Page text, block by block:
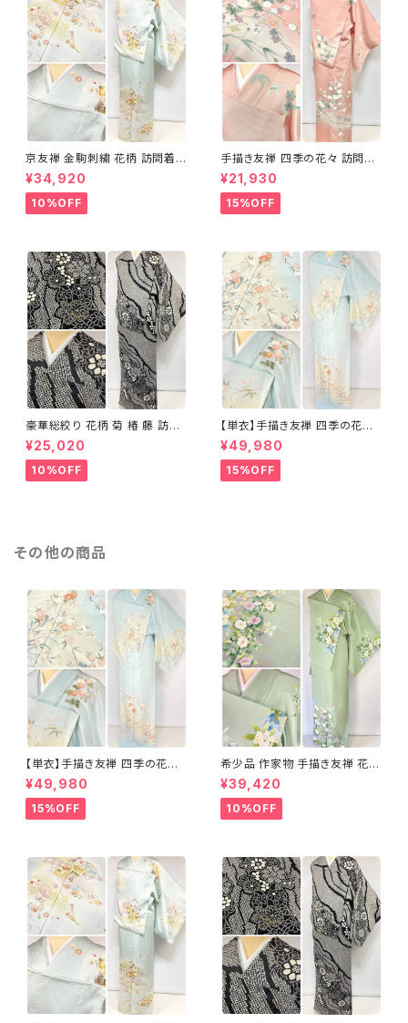
京友禅 金駒刺繍 花柄 訪問着
正絹 水色 黄緑 パステルカラー
アイスグリーン 1433
¥34,920
10%OFF
手描き友禅 四季の花々 訪問着
袷 正絹 サーモンピンク クリー
ム 白 桃花色 1434
¥21,930
15%OFF
豪華総絞り 花柄 菊 椿 藤 訪問
着 鹿の子絞り ラメ 正絹 黒 白
グレー 1435
¥25,020
10%OFF
【単衣】手描き友禅 四季の花々
正絹 訪問着 水色 黄緑 白 パス
テルカラー 1431
¥49,980
15%OFF
その他の商品
【単衣】手描き友禅 四季の花々
正絹 訪問着 水色 黄緑 白 パス
テルカラー 1431
¥49,980
15%OFF
希少品 作家物 手描き友禅 花鳥
文 椿 沈丁花 訪問着 正絹 袷 黄
緑 青 白 1418
¥39,420
10%OFF